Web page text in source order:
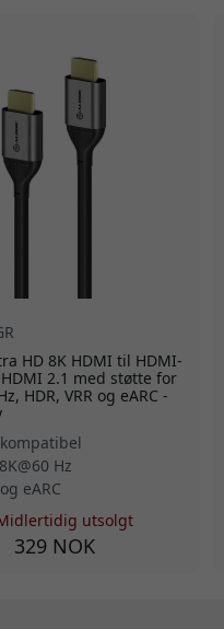
HD 8K HDMI til HDMI-
2.1 med støtte for
HDR, VRR og eARC -
Hz
eARC
utsolgt
329 NOK